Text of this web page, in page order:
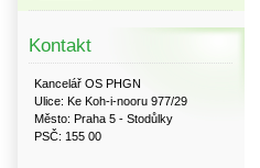
Kontakt
Kancelář OS PHGN
Ulice: Ke Koh-i-nooru 977/29
Město: Praha 5 - Stodůlky
PSČ: 155 00